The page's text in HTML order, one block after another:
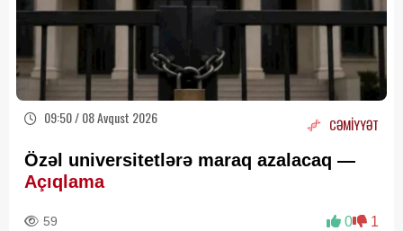
09:50 / 08 Avqust 2026 CƏMİYYƏT
Özəl universitetlərə maraq azalacaq —
Açıqlama
59 0 1